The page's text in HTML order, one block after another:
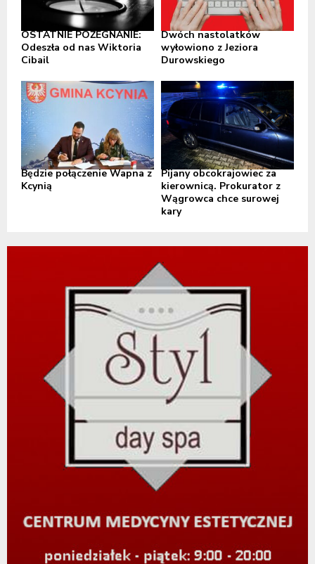
OSTATNIE POŻEGNANIE:
Odeszła od nas Wiktoria
Cibail
Dwóch nastolatków
wyłowiono z Jeziora
Durowskiego
Będzie połączenie Wapna z
Kcynią
Pijany obcokrajowiec za
kierownicą. Prokurator z
Wągrowca chce surowej
kary